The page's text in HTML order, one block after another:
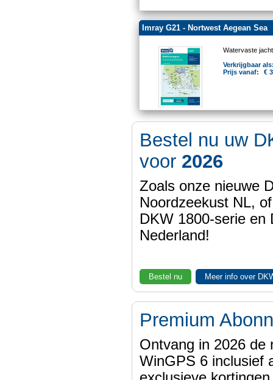
Imray G21 - Nortwest Aegean Sea
Watervaste
Verkrijgbaar
Prijs vanaf:
€
Bestel nu uw
voor 2026
Zoals onze nieuwe
Noordzeekust NL,
DKW 1800-serie en
Nederland!
Bestel nu Meer info over
Premium
Ontvang in 2026 de
WinGPS 6 inclusief